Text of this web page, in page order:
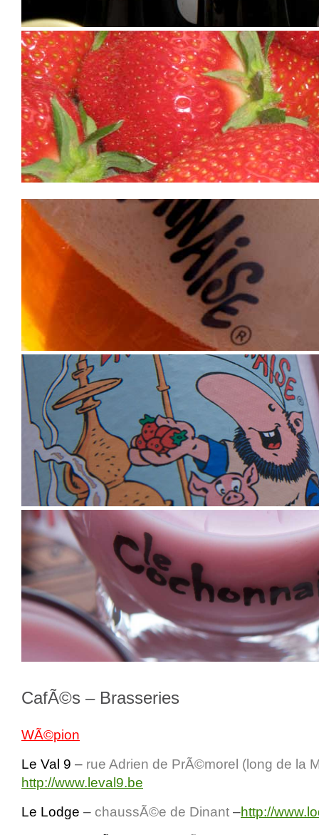
CafÃ©s – Brasseries
WÃ©pion
Le Val 9 – rue Adrien de PrÃ©morel (long de la
http://www.leval9.be
Le Lodge – chaussÃ©e de Dinant –http://